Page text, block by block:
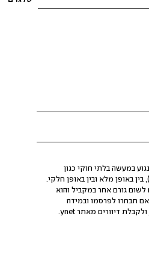
במעשה בלתי חוקי כגון
הסגת גבול ופגיעה בפרטיות. התוכן לא הופק, לא נערך ולא עבר כל עיבוד באמצעות בינה מלאכותית (AI), בין באופן מלא ובין באופן חלקי.
גורם אחר במקביל והוא
תבחרו לפרסמו ובמידה
ולקבלת דיוורים מאתר ynet.